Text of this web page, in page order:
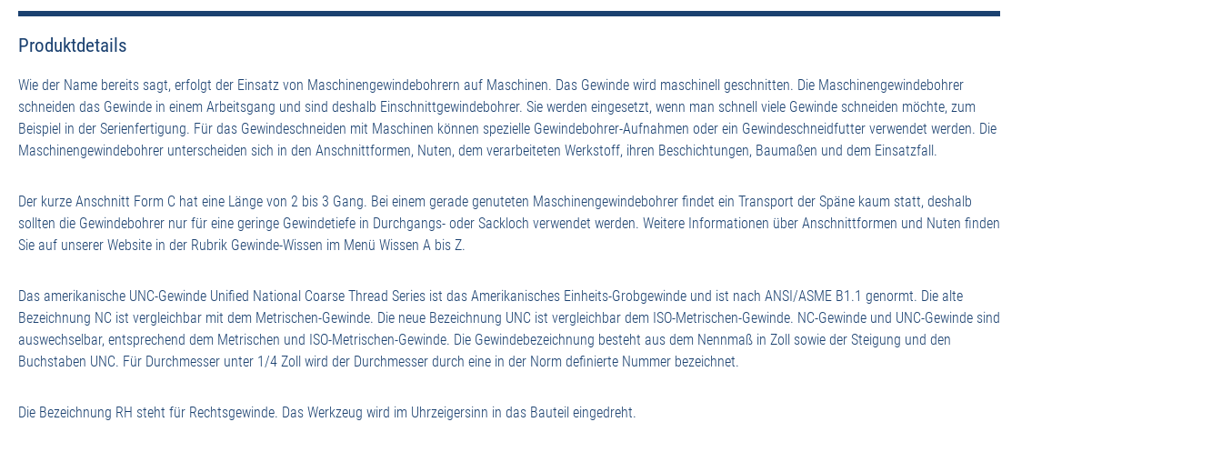
Produktdetails
Wie der Name bereits sagt, erfolgt der Einsatz von Maschinengewindebohrern auf Maschinen. Das Gewinde wird maschinell geschnitten. Die Maschinengewindebohrer
schneiden das Gewinde in einem Arbeitsgang und sind deshalb Einschnittgewindebohrer. Sie werden eingesetzt, wenn man schnell viele Gewinde schneiden möchte, zum
Beispiel in der Serienfertigung. Für das Gewindeschneiden mit Maschinen können spezielle Gewindebohrer-Aufnahmen oder ein Gewindeschneidfutter verwendet werden. Die
Maschinengewindebohrer unterscheiden sich in den Anschnittformen, Nuten, dem verarbeiteten Werkstoff, ihren Beschichtungen, Baumaßen und dem Einsatzfall.
Der kurze Anschnitt Form C hat eine Länge von 2 bis 3 Gang. Bei einem gerade genuteten Maschinengewindebohrer findet ein Transport der Späne kaum statt, deshalb
sollten die Gewindebohrer nur für eine geringe Gewindetiefe in Durchgangs- oder Sackloch verwendet werden. Weitere Informationen über Anschnittformen und Nuten finden
Sie auf unserer Website in der Rubrik Gewinde-Wissen im Menü Wissen A bis Z.
Das amerikanische UNC-Gewinde Unified National Coarse Thread Series ist das Amerikanisches Einheits-Grobgewinde und ist nach ANSI/ASME B1.1 genormt. Die alte
Bezeichnung NC ist vergleichbar mit dem Metrischen-Gewinde. Die neue Bezeichnung UNC ist vergleichbar dem ISO-Metrischen-Gewinde. NC-Gewinde und UNC-Gewinde sind
auswechselbar, entsprechend dem Metrischen und ISO-Metrischen-Gewinde. Die Gewindebezeichnung besteht aus dem Nennmaß in Zoll sowie der Steigung und den
Buchstaben UNC. Für Durchmesser unter 1/4 Zoll wird der Durchmesser durch eine in der Norm definierte Nummer bezeichnet.
Die Bezeichnung RH steht für Rechtsgewinde. Das Werkzeug wird im Uhrzeigersinn in das Bauteil eingedreht.